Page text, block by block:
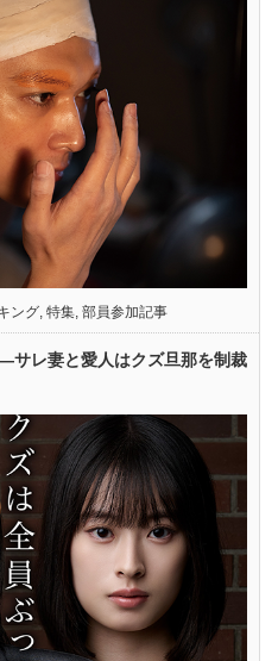
ング, 特集, 部員参加記事
サレ妻と愛人はクズ旦那を制裁